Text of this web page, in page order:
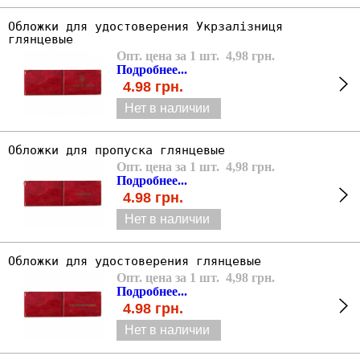
Обложки для удостоверения Укрзалізниця
глянцевые
Опт. цена за 1 шт. 4,98 грн.
Подробнее...
4.98 грн.
Нет в наличии
Обложки для пропуска глянцевые
Опт. цена за 1 шт. 4,98 грн.
Подробнее...
4.98 грн.
Нет в наличии
Обложки для удостоверения глянцевые
Опт. цена за 1 шт. 4,98 грн.
Подробнее...
4.98 грн.
Нет в наличии